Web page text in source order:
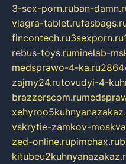
3-sex-porn.ruban-
viagra-tablet.ru
fincontech.ru3sexporn.ru
rebus-toys.ruminelab-
medsprawo-4-ka.ru
zajmy24.rutovudyi-4-
brazzerscom.ru
vskrytie-zamkov-
zed-online.rupimchax.ru